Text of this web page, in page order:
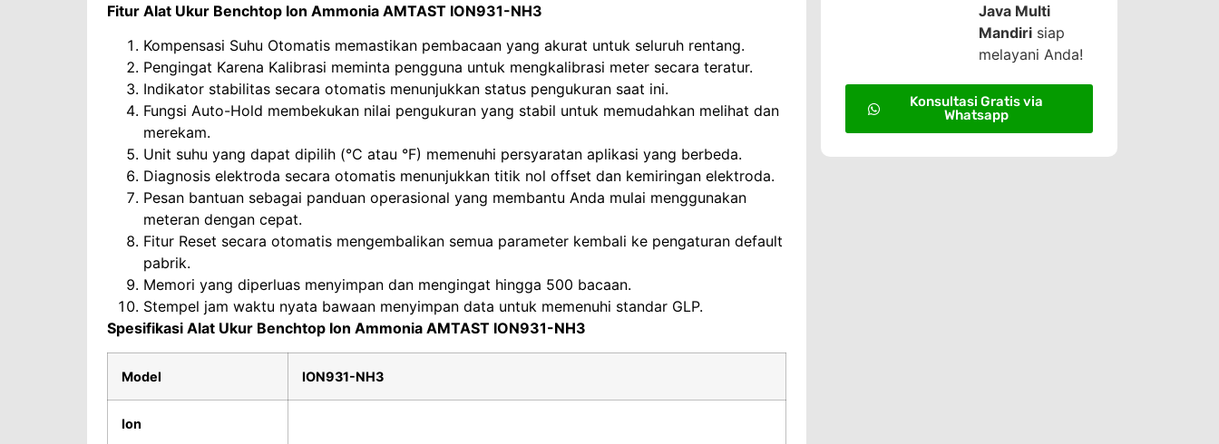
Fitur Alat Ukur Benchtop Ion Ammonia AMTAST ION931-NH3
Kompensasi Suhu Otomatis memastikan pembacaan yang akurat untuk seluruh rentang.
Pengingat Karena Kalibrasi meminta pengguna untuk mengkalibrasi meter secara teratur.
Indikator stabilitas secara otomatis menunjukkan status pengukuran saat ini.
Fungsi Auto-Hold membekukan nilai pengukuran yang stabil untuk memudahkan melihat dan
merekam.
Unit suhu yang dapat dipilih (°C atau °F) memenuhi persyaratan aplikasi yang berbeda.
Diagnosis elektroda secara otomatis menunjukkan titik nol offset dan kemiringan elektroda.
Pesan bantuan sebagai panduan operasional yang membantu Anda mulai menggunakan
meteran dengan cepat.
Fitur Reset secara otomatis mengembalikan semua parameter kembali ke pengaturan default
pabrik.
Memori yang diperluas menyimpan dan mengingat hingga 500 bacaan.
Stempel jam waktu nyata bawaan menyimpan data untuk memenuhi standar GLP.
Spesifikasi Alat Ukur Benchtop Ion Ammonia AMTAST ION931-NH3
Model ION931-NH3
Ion
Java Multi
Mandiri siap
melayani Anda!
Konsultasi Gratis via
Whatsapp